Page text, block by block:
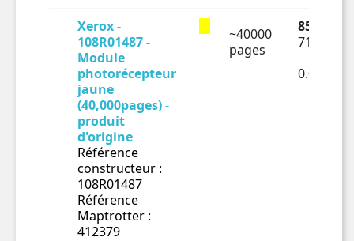
Xerox -
108R01487 -
Module
photorécepteur
jaune
(40,000pages) -
produit
d'origine
Référence
constructeur :
108R01487
Référence
Maptrotter :
412379
~40000
pages
85.56 €
71.3 € HT